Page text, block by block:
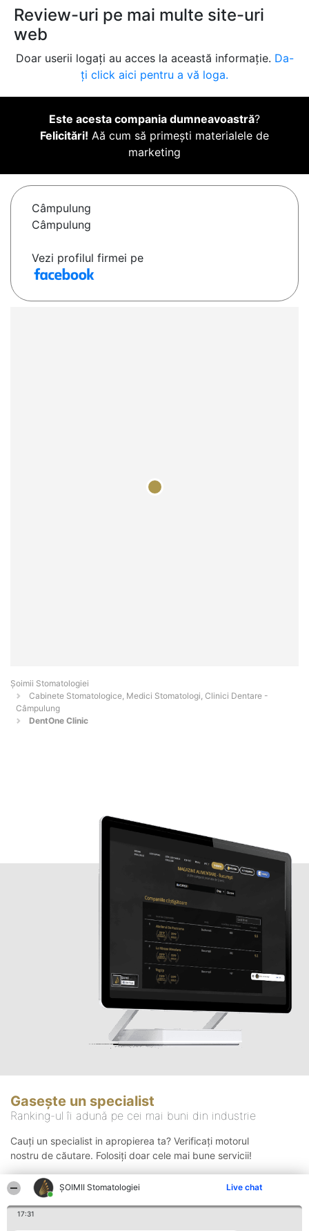
ȘOIMII Stomatologiei Live chat
17:31
Review-uri pe mai multe site-uri
web
Doar userii logați au acces la această informație. Da-
ți click aici pentru a vă loga.
Este acesta compania dumneavoastră?
Felicitări! Aă cum să primești materialele de
marketing
Câmpulung
Câmpulung
Vezi profilul firmei pe
Șoimii Stomatologiei
Cabinete Stomatologice, Medici Stomatologi, Clinici Dentare -
Câmpulung
DentOne Clinic
Gasește un specialist
Ranking-ul îi adună pe cei mai buni din industrie
Cauți un specialist in apropierea ta? Verificați motorul
nostru de căutare. Folosiți doar cele mai bune servicii!